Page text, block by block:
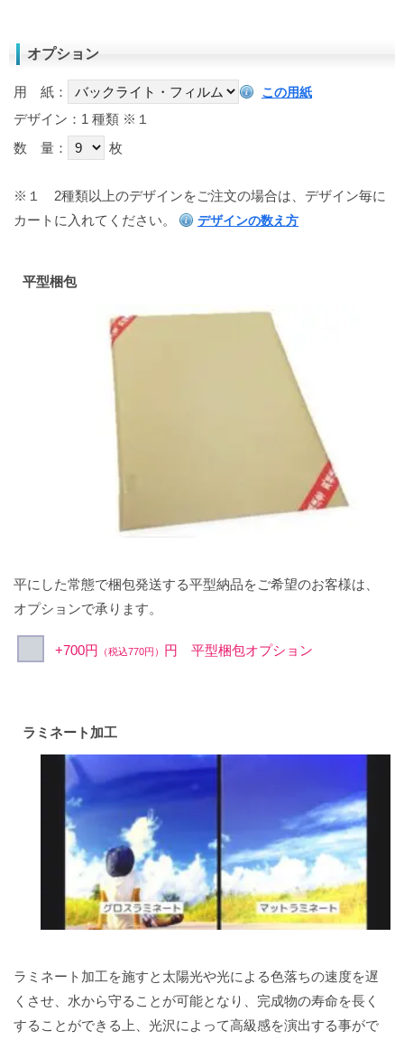
オプション
用 紙： この用紙
デザイン：1 種類 ※１
数 量：
枚
※１
2種類以上のデザインをご注文の場合は、デザイン毎に
カートに入れてください。
デザインの数え方
平型梱包
平にした常態で梱包発送する平型納品をご希望のお客様は、
オプションで承ります。
+700円 （税込770円） 円 平型梱包オプション
ラミネート加工
ラミネート加工を施すと太陽光や光による色落ちの速度を遅
くさせ、水から守ることが可能となり、完成物の寿命を長く
することができる上、光沢によって高級感を演出する事がで